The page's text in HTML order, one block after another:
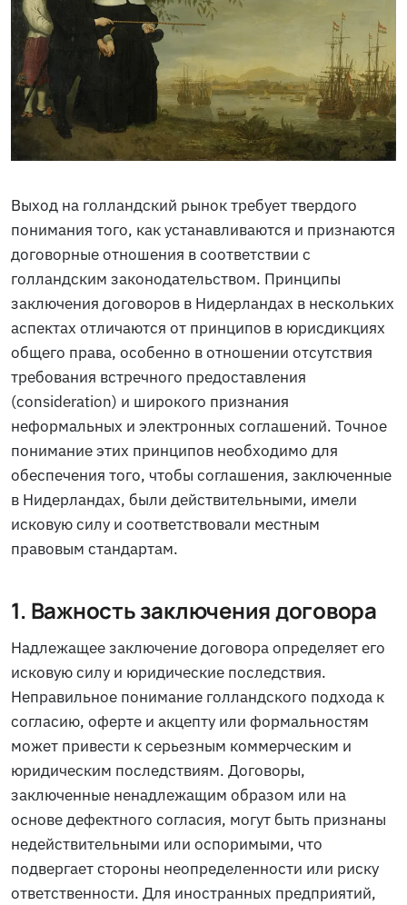
Выход на голландский рынок требует твердого
понимания того, как устанавливаются и признаются
договорные отношения в соответствии с
голландским законодательством. Принципы
заключения договоров в Нидерландах в нескольких
аспектах отличаются от принципов в юрисдикциях
общего права, особенно в отношении отсутствия
требования встречного предоставления
(consideration) и широкого признания
неформальных и электронных соглашений. Точное
понимание этих принципов необходимо для
обеспечения того, чтобы соглашения, заключенные
в Нидерландах, были действительными, имели
исковую силу и соответствовали местным
правовым стандартам.
1. Важность заключения договора
Надлежащее заключение договора определяет его
исковую силу и юридические последствия.
Неправильное понимание голландского подхода к
согласию, оферте и акцепту или формальностям
может привести к серьезным коммерческим и
юридическим последствиям. Договоры,
заключенные ненадлежащим образом или на
основе дефектного согласия, могут быть признаны
недействительными или оспоримыми, что
подвергает стороны неопределенности или риску
ответственности. Для иностранных предприятий,